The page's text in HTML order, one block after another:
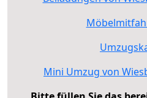
Mini Umzug von